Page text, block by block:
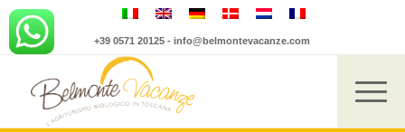
+39 0571 20125 -info@belmontevacanze.com